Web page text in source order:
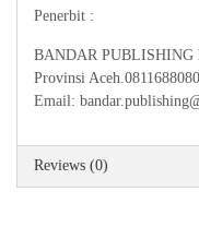
Penerbit :
BANDAR PUBLISHING
Provinsi
Email:
Reviews (0)